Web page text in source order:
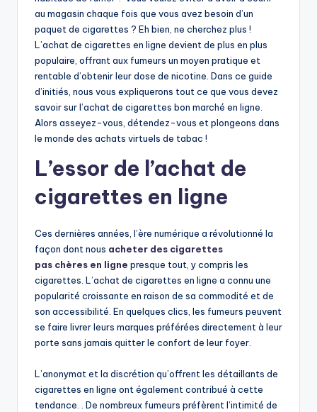
au magasin chaque fois que vous avez besoin d’un
paquet de cigarettes ? Eh bien, ne cherchez plus !
L’achat de cigarettes en ligne devient de plus en plus
populaire, offrant aux fumeurs un moyen pratique et
rentable d’obtenir leur dose de nicotine. Dans ce guide
d’initiés, nous vous expliquerons tout ce que vous devez
savoir sur l’achat de cigarettes bon marché en ligne.
Alors asseyez-vous, détendez-vous et plongeons dans
le monde des achats virtuels de tabac !
L’essor de l’achat de
cigarettes en ligne
Ces dernières années, l’ère numérique a révolutionné la
façon dont nous acheter des cigarettes
pas chères en ligne presque tout, y compris les
cigarettes. L’achat de cigarettes en ligne a connu une
popularité croissante en raison de sa commodité et de
son accessibilité. En quelques clics, les fumeurs peuvent
se faire livrer leurs marques préférées directement à leur
porte sans jamais quitter le confort de leur foyer.
L’anonymat et la discrétion qu’offrent les détaillants de
cigarettes en ligne ont également contribué à cette
tendance. . De nombreux fumeurs préfèrent l’intimité de